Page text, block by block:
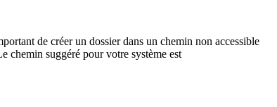
de créer un dossier dans un chemin non accessible
chemin suggéré pour votre système est